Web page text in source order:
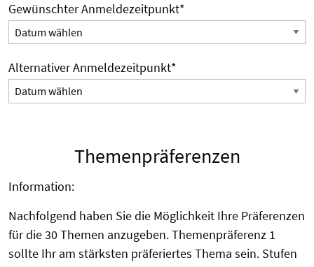
Gewünschter Anmeldezeitpunkt*
Alternativer Anmeldezeitpunkt*
Themenpräferenzen
Information:
Nachfolgend haben Sie die Möglichkeit Ihre Präferenzen
für die 30 Themen anzugeben. Themenpräferenz 1
sollte Ihr am stärksten präferiertes Thema sein. Stufen